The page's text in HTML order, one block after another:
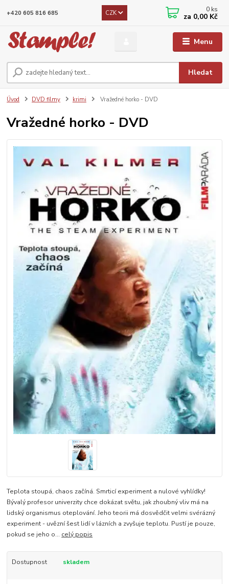
Menu
CZK
Hledat
+420 605 816 685 0 ks
za 0,00 Kč
Úvod DVD filmy krimi Vražedné horko - DVD
Vražedné horko - DVD
Teplota stoupá, chaos začíná. Smrticí experiment a nulové vyhlídky!
Bývalý profesor univerzity chce dokázat světu, jak zhoubný vliv má na
lidský organismus oteplování. Jeho teorii má dosvědčit velmi svérázný
experiment - uvězní šest lidí v lázních a zvyšuje teplotu. Pustí je pouze,
pokud se jeho o... celý popis
Dostupnost skladem